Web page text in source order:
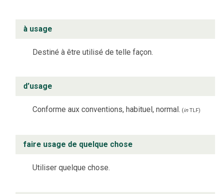
à usage
Destiné à être utilisé de telle façon.
d’usage
Conforme aux conventions, habituel, normal. (inTLF)
faire usage de quelque chose
Utiliser quelque chose.